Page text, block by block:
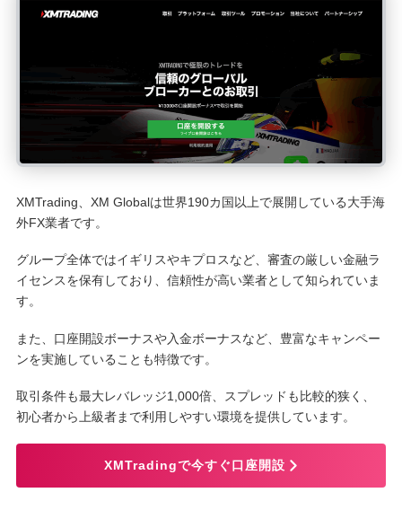
XMTrading、XM Globalは世界190カ国以上で展開している大手海
外FX業者です。
グループ全体ではイギリスやキプロスなど、審査の厳しい金融ラ
イセンスを保有しており、信頼性が高い業者として知られていま
す。
また、口座開設ボーナスや入金ボーナスなど、豊富なキャンペー
ンを実施していることも特徴です。
取引条件も最大レバレッジ1,000倍、スプレッドも比較的狭く、
初心者から上級者まで利用しやすい環境を提供しています。
XMTradingで今すぐ口座開設